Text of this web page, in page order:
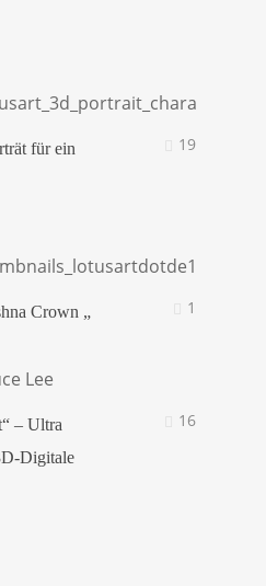
für ein
19
Crown „ 1
– Ultra
Digitale
16